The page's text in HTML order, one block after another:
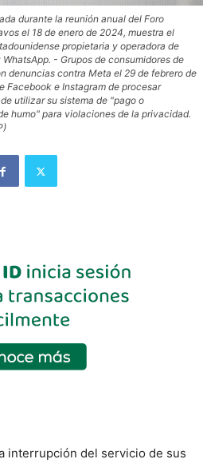
durante la reunión anual del Foro
el 18 de enero de 2024, muestra el
propietaria y operadora de
- Grupos de consumidores de
denuncias contra Meta el 29 de febrero de
Facebook e Instagram de procesar
utilizar su sistema de "pago o
humo" para violaciones de la privacidad.
interrupción del servicio de sus